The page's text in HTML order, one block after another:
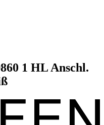
1 HL Anschl.